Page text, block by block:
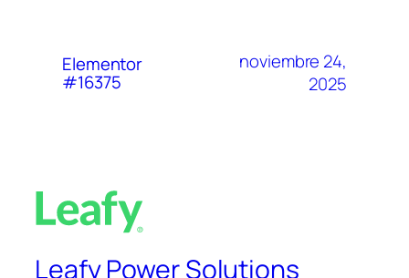
Elementor
#16375
noviembre 24,
2025
Leafy Power Solutions